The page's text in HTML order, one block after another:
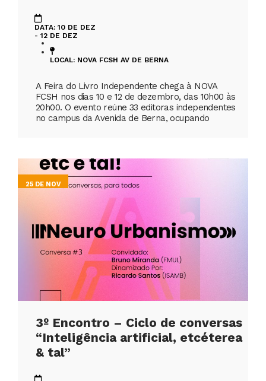
DATA: 10 DE DEZ
- 12 DE DEZ
LOCAL: NOVA FCSH AV DE BERNA
A Feira do Livro Independente chega à NOVA
FCSH nos dias 10 e 12 de dezembro, das 10h00 às
20h00. O evento reúne 33 editoras independentes
no campus da Avenida de Berna, ocupando
25 DE NOV
3º Encontro – Ciclo de conversas
“Inteligência artificial, etcéterea
& tal”